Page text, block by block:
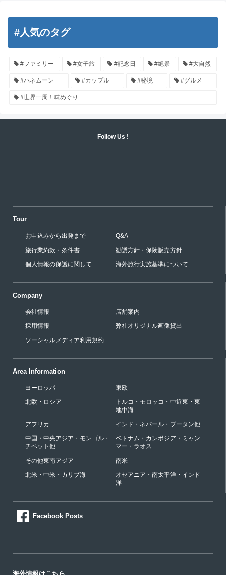
#人気のタグ
#ファミリー #女子旅 #記念日 #絶景 #大自然
#ハネムーン #カップル #秘境 #グルメ
#世界一周！味めぐり
Follow Us !
Tour
お申込みから出発まで
Q&A
旅行業約款・条件書
勧誘方針・保険販売方針
個人情報の保護に関して
海外旅行実施基準について
Company
会社情報
店舗案内
採用情報
弊社オリジナル画像貸出
ソーシャルメディア利用規約
Area Information
ヨーロッパ
東欧
北欧・ロシア
トルコ・モロッコ・中近東・東
地中海
アフリカ
インド・ネパール・ブータン他
中国・中央アジア・モンゴル・
チベット他
ベトナム・カンボジア・ミャン
マー・ラオス
その他東南アジア
南米
北米・中米・カリブ海
オセアニア・南太平洋・インド
洋
Facebook Posts